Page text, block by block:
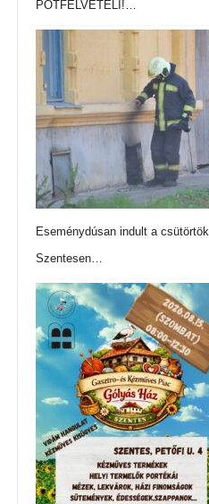
PÓTFELVÉTELI!…
Eseménydúsan indult a csütörtök
Szentesen…